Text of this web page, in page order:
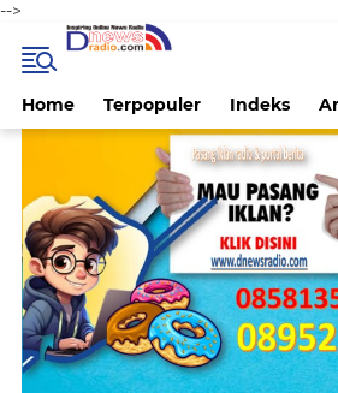
-->
Home Terpopuler Indeks